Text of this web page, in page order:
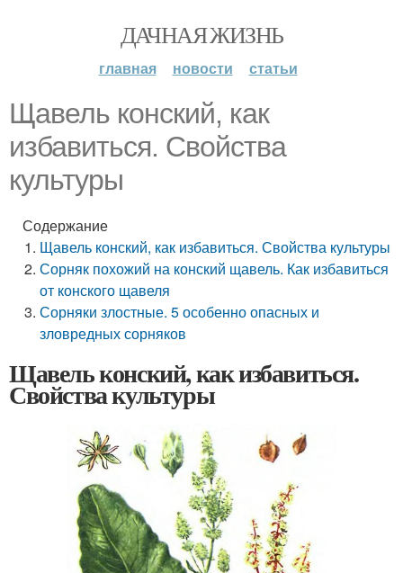
ДАЧНАЯ ЖИЗНЬ
главная новости статьи
Щавель конский, как
избавиться. Свойства
культуры
Содержание
Щавель конский, как избавиться. Свойства культуры
Сорняк похожий на конский щавель. Как избавиться
от конского щавеля
Сорняки злостные. 5 особенно опасных и
зловредных сорняков
Щавель конский, как избавиться.
Свойства культуры